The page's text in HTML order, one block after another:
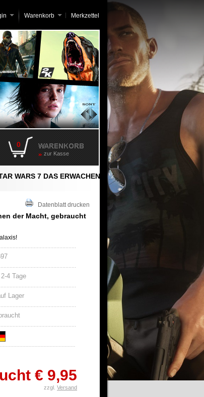
Merkzettel
Warenkorb
0
zur Kasse
WARS 7 DAS ERWACHEN
Datenblatt drucken
der Macht, gebraucht
4 Tage
Lager
€ 9,95
zzgl. Versand